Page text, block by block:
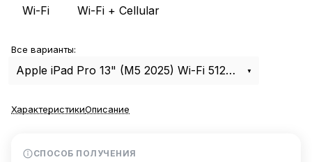
Wi-Fi Wi-Fi + Cellular
Все варианты:
Apple iPad Pro 13" (M5 2025) Wi-Fi 512Gb Space Black
ХарактеристикиОписание
СПОСОБ ПОЛУЧЕНИЯ